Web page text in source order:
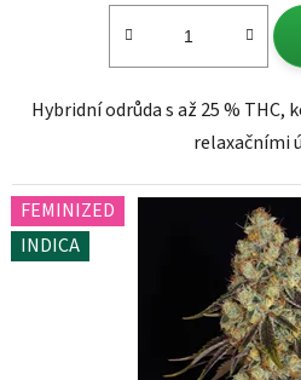
Hybridní odrůda s až 25 % THC,
relaxačními
FEMINIZED
INDICA